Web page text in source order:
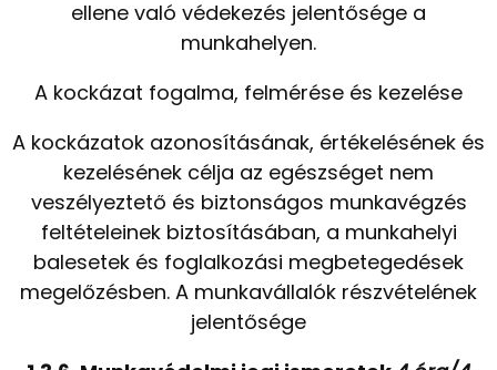
ellene való védekezés jelentősége a
munkahelyen.
A kockázat fogalma, felmérése és kezelése
A kockázatok azonosításának, értékelésének és
kezelésének célja az egészséget nem
veszélyeztető és biztonságos munkavégzés
feltételeinek biztosításában, a munkahelyi
balesetek és foglalkozási megbetegedések
megelőzésben. A munkavállalók részvételének
jelentősége